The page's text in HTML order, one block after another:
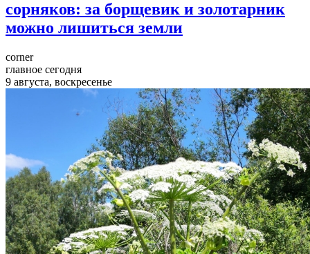
сорняков: за борщевик и золотарник
можно лишиться земли
corner
главное сегодня
9 августа, воскресенье